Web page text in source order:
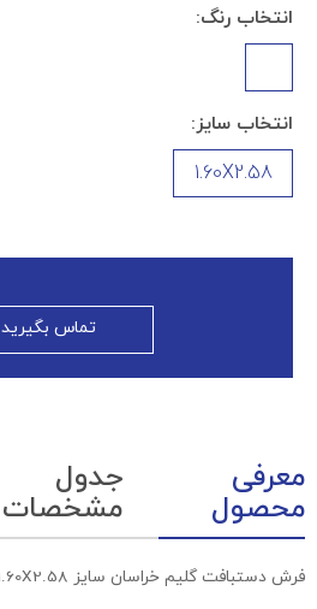
انتخاب رنگ:
انتخاب سایز:
1.60X2.58
تماس بگیرید
معرفی
محصول
جدول
مشخصات
فرش دستبافت گلیم خراسان سایز 1.60X2.58